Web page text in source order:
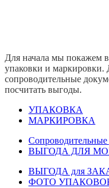
Для начала мы покажем
упаковки и маркировки.
сопроводительные
посчитать выгоды.
УПАКОВКА
МАРКИРОВКА
ВЫГОДА ДЛЯ
ВЫГОДА для
ФОТО